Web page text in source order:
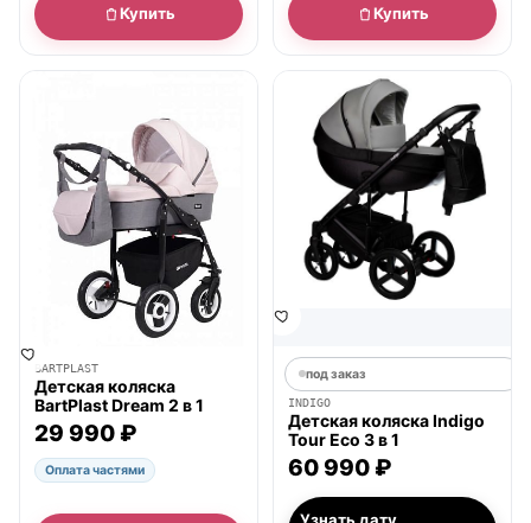
Купить Купить
BARTPLAST
Детская коляска
BartPlast Dream 2 в 1
29 990 ₽
Оплата частями
под заказ
INDIGO
Детская коляска Indigo
Tour Eco 3 в 1
60 990 ₽